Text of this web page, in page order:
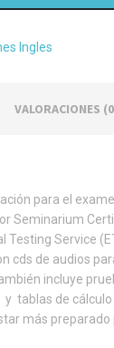
Ingles
VALORACIONES
para el
Seminarium
Testing Service
cds de audios
incluye
tablas de
más preparado